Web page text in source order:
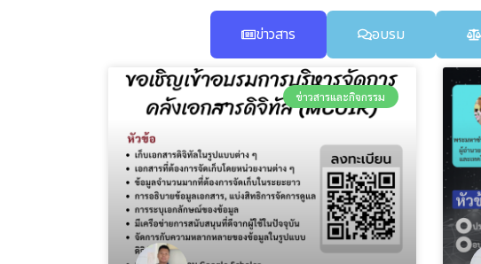
ข่าวสาร อบรม
ข่าวสารและกิจกรรม